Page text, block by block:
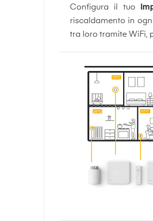
Configura il tuo
riscaldamento in
tra loro tramite WiFi,